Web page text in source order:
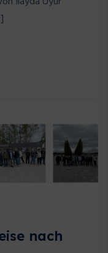
nach